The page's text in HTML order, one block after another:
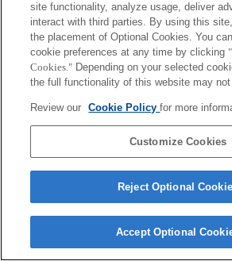
site functionality, analyze usage, deliver
interact with third parties. By using this
the placement of Optional Cookies. You
cookie preferences at any time by clicking
Cookies." Depending on your selected
the full functionality of this website may
Review our Cookie Policyfor more
Customize Cookies
Reject Optional
Accept Optional